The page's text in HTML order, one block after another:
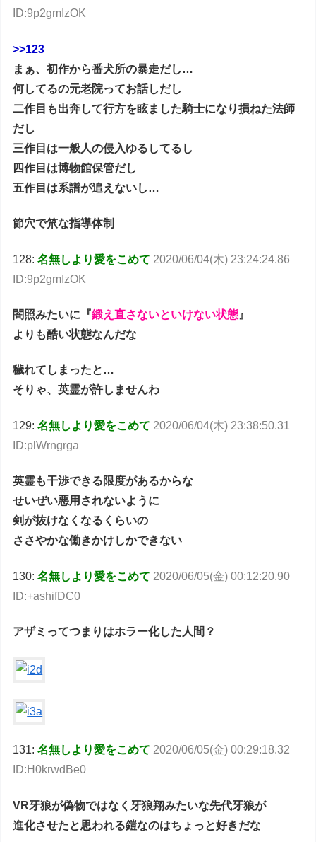
ID:9p2gmIzOK
>>123
まぁ、初作から番犬所の暴走だし…
何してるの元老院ってお話しだし
二作目も出奔して行方を眩ました騎士になり損ねた法師
だし
三作目は一般人の侵入ゆるしてるし
四作目は博物館保管だし
五作目は系譜が追えないし…
節穴で笊な指導体制
128:名無しより愛をこめて 2020/06/04(木) 23:24:24.86
ID:9p2gmIzOK
闇照みたいに『鍛え直さないといけない状態 』
よりも酷い状態なんだな
穢れてしまったと…
そりゃ、英霊が許しませんわ
129:名無しより愛をこめて 2020/06/04(木) 23:38:50.31
ID:plWrngrga
英霊も干渉できる限度があるからな
せいぜい悪用されないように
剣が抜けなくなるくらいの
ささやかな働きかけしかできない
130:名無しより愛をこめて 2020/06/05(金) 00:12:20.90
ID:+ashifDC0
アザミってつまりはホラー化した人間？
131:名無しより愛をこめて 2020/06/05(金) 00:29:18.32
ID:H0krwdBe0
VR牙狼が偽物ではなく牙狼翔みたいな先代牙狼が
進化させたと思われる鎧なのはちょっと好きだな